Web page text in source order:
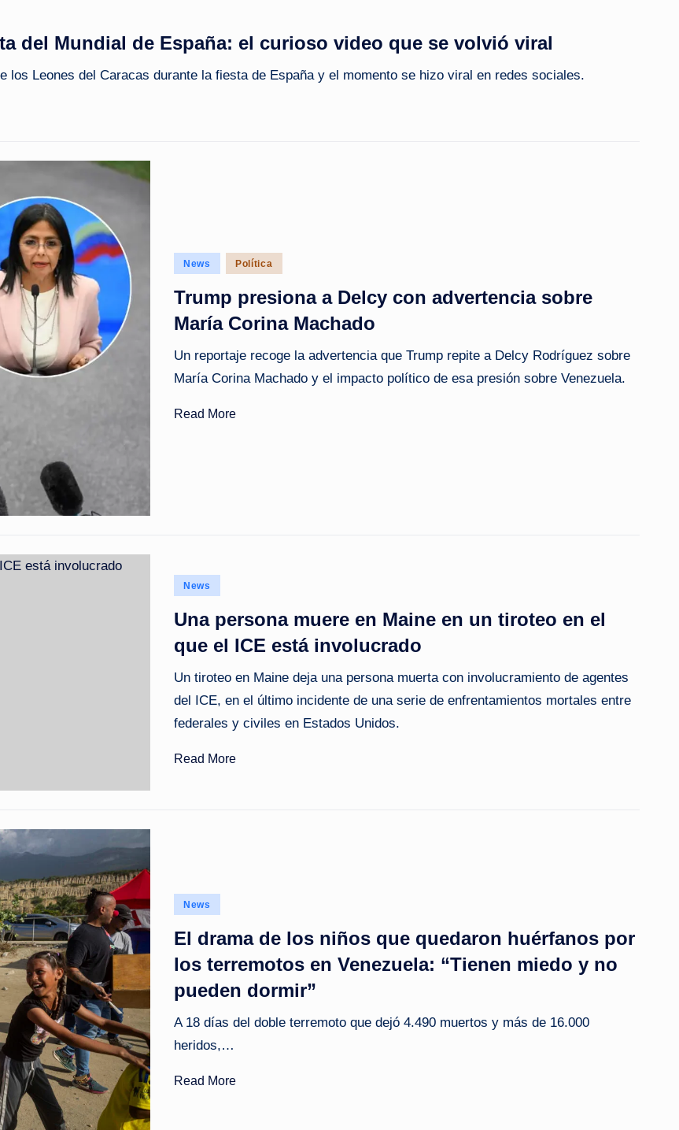
del Mundial de España: el curioso video que se volvió viral
los Leones del Caracas durante la fiesta de España y el momento se hizo viral en redes sociales.
Posted
News Política
Trump presiona a Delcy con advertencia sobre
María Corina Machado
Un reportaje recoge la advertencia que Trump repite a Delcy Rodríguez sobre
María Corina Machado y el impacto político de esa presión sobre Venezuela.
Read More
Posted
News
Una persona muere en Maine en un tiroteo en el
que el ICE está involucrado
Un tiroteo en Maine deja una persona muerta con involucramiento de agentes
del ICE, en el último incidente de una serie de enfrentamientos mortales entre
federales y civiles en Estados Unidos.
Read More
Posted
News
El drama de los niños que quedaron huérfanos por
los terremotos en Venezuela: “Tienen miedo y no
pueden dormir”
A 18 días del doble terremoto que dejó 4.490 muertos y más de 16.000
heridos,…
Read More